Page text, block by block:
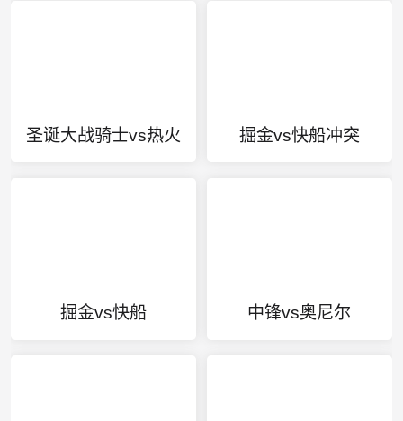
圣诞大战骑士vs热火 掘金vs快船冲突
掘金vs快船 中锋vs奥尼尔